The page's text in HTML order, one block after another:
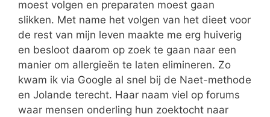
moest volgen en preparaten moest gaan
slikken. Met name het volgen van het dieet voor
de rest van mijn leven maakte me erg huiverig
en besloot daarom op zoek te gaan naar een
manier om allergieën te laten elimineren. Zo
kwam ik via Google al snel bij de Naet-methode
en Jolande terecht. Haar naam viel op forums
waar mensen onderling hun zoektocht naar